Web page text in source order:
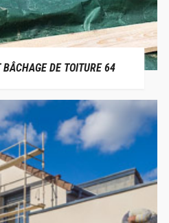
DE TOITURE 64